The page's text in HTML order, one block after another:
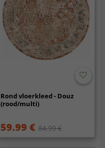
Rond vloerkleed - Douz
(rood/multi)
59.99 € 84.99 €